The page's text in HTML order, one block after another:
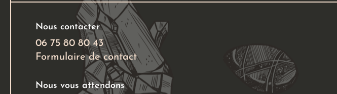
Nous contacter
06 75 80 80 43
Formulaire de contact
Nous vous attendons